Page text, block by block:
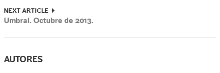
NEXT ARTICLE
Umbral. Octubre de 2013.
AUTORES